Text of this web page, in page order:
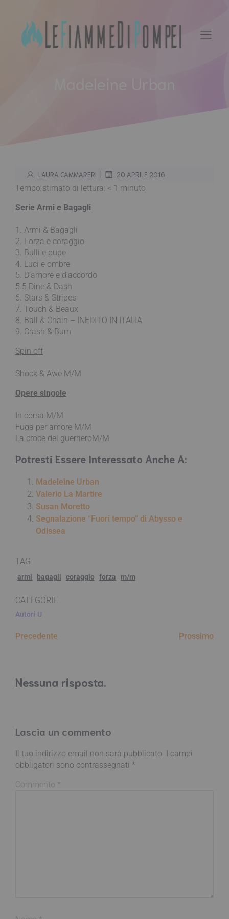
contenuto
LAURA CAMMARERI | 20 APRILE 2016
Tempo stimato di lettura: < 1 minuto
Serie Armi e Bagagli
1. Armi & Bagagli
2. Forza e coraggio
3. Bulli e pupe
4. Luci e ombre
5. D’amore e d’accordo
5.5 Dine & Dash
6. Stars & Stripes
7. Touch & Beaux
8. Ball & Chain – INEDITO IN ITALIA
9. Crash & Burn
Spin off
Shock & Awe M/M
Opere singole
In corsa M/M
Fuga per amore M/M
La croce del guerrieroM/M
Potresti Essere Interessato Anche A:
Madeleine Urban
Valerio La Martire
Susan Moretto
Segnalazione “Fuori tempo” di Abysso e
Odissea
TAG
armi bagagli coraggio forza m/m
CATEGORIE
Autori U
Precedente Prossimo
Nessuna risposta.
Lascia un commento
Il tuo indirizzo email non sarà pubblicato. I campi
obbligatori sono contrassegnati *
Commento *